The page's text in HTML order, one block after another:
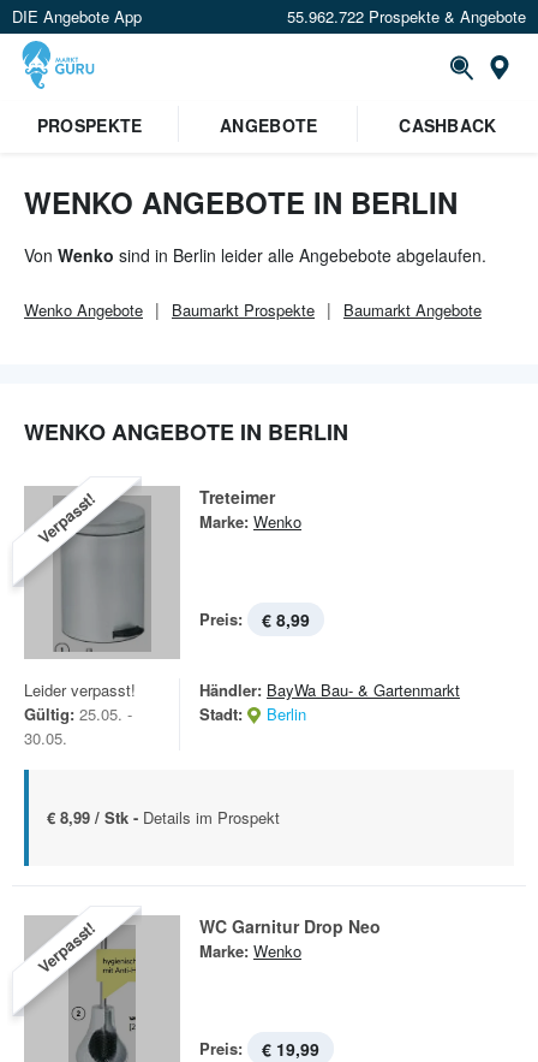
DIE Angebote App 55.962.722 Prospekte & Angebote
PROSPEKTE ANGEBOTE CASHBACK
WENKO ANGEBOTE IN BERLIN
Von Wenko sind in Berlin leider alle Angebebote abgelaufen.
Wenko Angebote Baumarkt Prospekte Baumarkt Angebote
WENKO ANGEBOTE IN BERLIN
Verpasst! Treteimer
Marke: Wenko
Preis: € 8,99
Leider verpasst!
Gültig: 25.05. -
30.05.
Händler: BayWa Bau- & Gartenmarkt
Stadt:
Berlin
€ 8,99 / Stk - Details im Prospekt
Verpasst! WC Garnitur Drop Neo
Marke: Wenko
Preis: € 19,99